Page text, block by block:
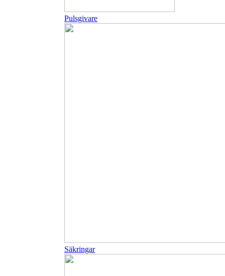
Pulsgivare
Säkringar